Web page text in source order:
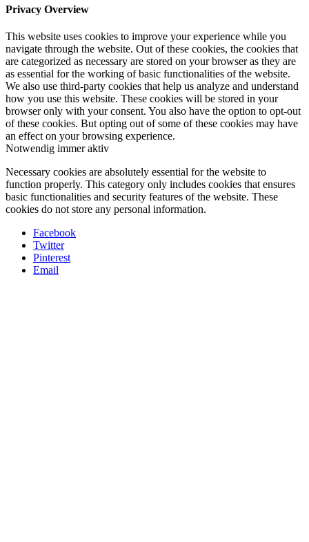
Privacy Overview
This website uses cookies to improve your experience while you
navigate through the website. Out of these cookies, the cookies that
are categorized as necessary are stored on your browser as they are
as essential for the working of basic functionalities of the website.
We also use third-party cookies that help us analyze and understand
how you use this website. These cookies will be stored in your
browser only with your consent. You also have the option to opt-out
of these cookies. But opting out of some of these cookies may have
an effect on your browsing experience.
Notwendig immer aktiv
Necessary cookies are absolutely essential for the website to
function properly. This category only includes cookies that ensures
basic functionalities and security features of the website. These
cookies do not store any personal information.
Facebook
Twitter
Pinterest
Email